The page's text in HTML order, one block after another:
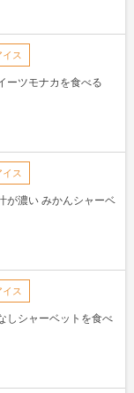
ス
ーツモナカを食べる
ス
が濃い みかんシャーベ
ス
しシャーベットを食べ